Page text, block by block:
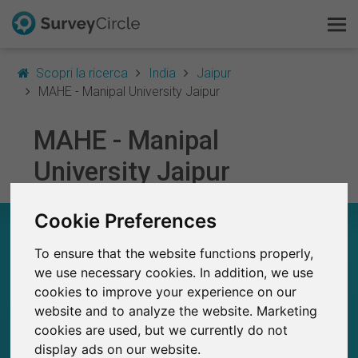
Cookie Preferences
To ensure that the website functions properly,
we use necessary cookies. In addition, we use
cookies to improve your experience on our
website and to analyze the website. Marketing
cookies are used, but we currently do not
display ads on our website.
Scopri la ricerca India
Jaipur
MAHE - Manipal University Jaipur
MAHE - Manipal
University Jaipur
MAHE - MANIPAL UNIVERSITY JAIPUR – A
46
Studi pubblicati in precedenza su
SurveyCircle
0
Studi attualmente pubblicati su SurveyCircle
Questo è SurveyCircle
Survey Ranking
Scopri la ricerca
FAQ
Registrati gratis
Accedi